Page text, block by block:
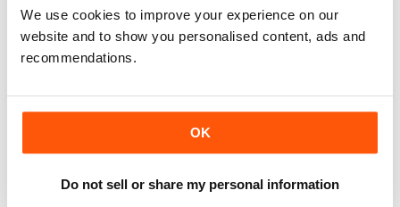
We use cookies to improve your experience on our
website and to show you personalised content, ads and
recommendations.
OK
Do not sell or share my personal information
Trans mags come and go. I've seen em all but this one
has been around for years and is consistently good.
Recensito 06 giugno 2015